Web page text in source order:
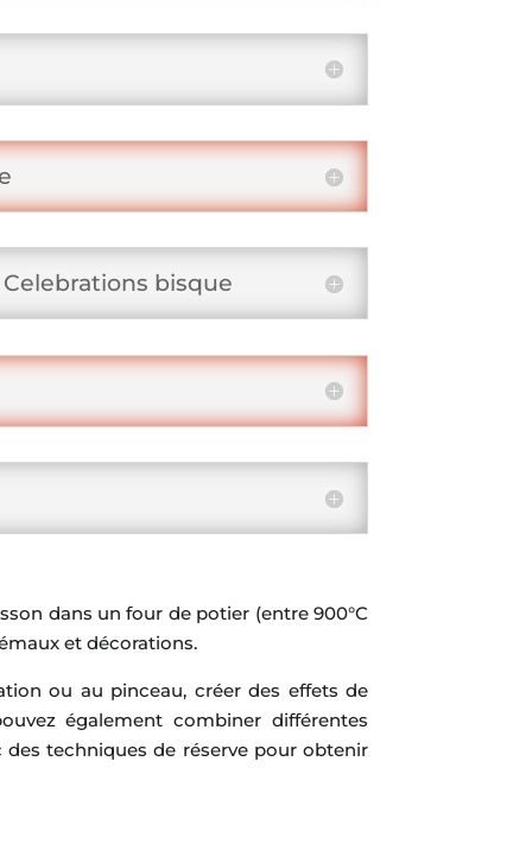
bisque
dans un four de potier (entre 900°C
et décorations.
ou au pinceau, créer des effets de
également combiner différentes
techniques de réserve pour obtenir